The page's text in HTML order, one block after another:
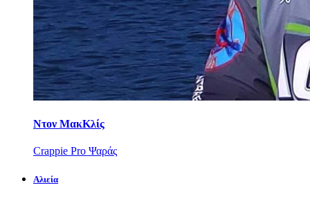
Ντον ΜακΚλίς
Crappie Pro Ψαράς
Αλιεία